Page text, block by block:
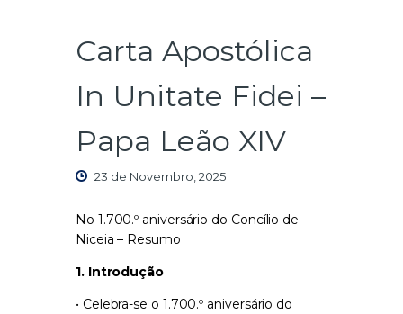
Carta Apostólica
In Unitate Fidei –
Papa Leão XIV
23 de Novembro, 2025
No 1.700.º aniversário do Concílio de
Niceia – Resumo
1. Introdução
• Celebra-se o 1.700.º aniversário do